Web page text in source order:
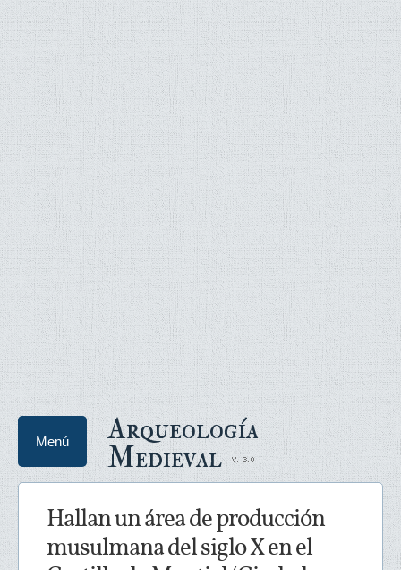
Arqueología
Medieval
Menú
Hallan un área de producción
musulmana del siglo X en el